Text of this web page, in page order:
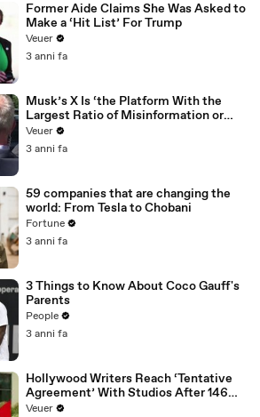
Former Aide Claims She Was Asked to
Make a ‘Hit List’ For Trump
Veuer
3 anni fa
Musk’s X Is ‘the Platform With the
Largest Ratio of Misinformation or
Disinformation’ Amongst All Social
Media Platforms
Veuer
3 anni fa
59 companies that are changing the
world: From Tesla to Chobani
Fortune
3 anni fa
3 Things to Know About Coco Gauff's
Parents
People
3 anni fa
Hollywood Writers Reach ‘Tentative
Agreement’ With Studios After 146
Day Strike
Veuer